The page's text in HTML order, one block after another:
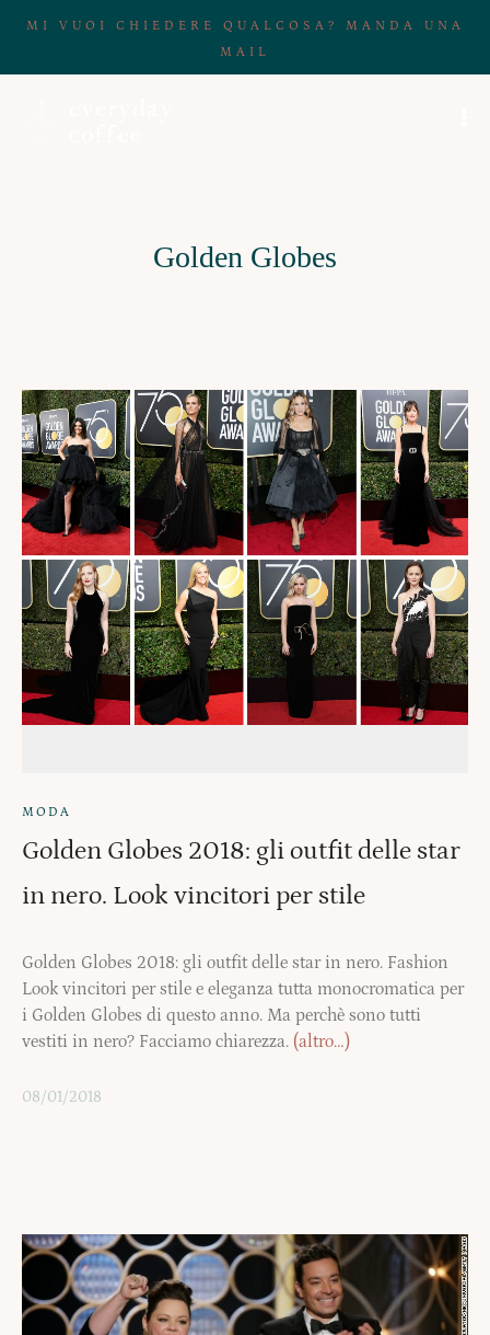
MI VUOI CHIEDERE QUALCOSA? MANDA UNA
MAIL
Golden Globes
MODA
Golden Globes 2018: gli outfit delle star
in nero. Look vincitori per stile
Golden Globes 2018: gli outfit delle star in nero. Fashion
Look vincitori per stile e eleganza tutta monocromatica per
i Golden Globes di questo anno. Ma perchè sono tutti
vestiti in nero? Facciamo chiarezza. (altro…)
08/01/2018